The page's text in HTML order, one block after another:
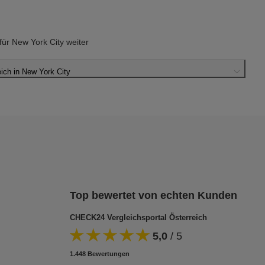
New York City weiter
in New York City
Top bewertet von echten Kunden
CHECK24 Vergleichsportal Österreich
5,0 / 5
1.448 Bewertungen